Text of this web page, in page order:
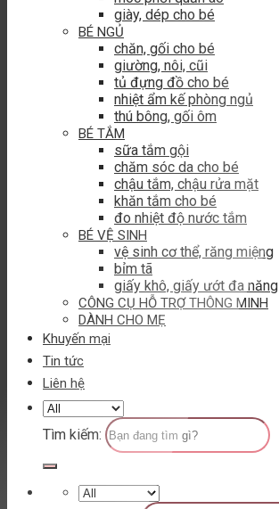
giày, dép cho bé
BÉ NGỦ
chăn, gối cho bé
giường, nôi, cũi
tủ đựng đồ cho bé
nhiệt ẩm kế phòng ngủ
thú bông, gối ôm
BÉ TẮM
sữa tắm gội
chăm sóc da cho bé
chậu tắm, chậu rửa mặt
khăn tắm cho bé
đo nhiệt độ nước tắm
BÉ VỆ SINH
vệ sinh cơ thể, răng miệng
bỉm tã
giấy khô, giấy ướt đa năng
CÔNG CỤ HỖ TRỢ THÔNG MINH
DÀNH CHO MẸ
Khuyến mại
Tin tức
Liên hệ
Tìm kiếm: